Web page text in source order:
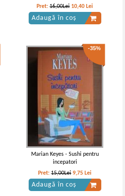
Thomas Mann - Casa Buddenbrook
Pret:16,00Lei 10,40 Lei
Adaugă în coș
-35%
Marian Keyes - Sushi pentru
incepatori
Pret:15,00Lei 9,75 Lei
Adaugă în coș